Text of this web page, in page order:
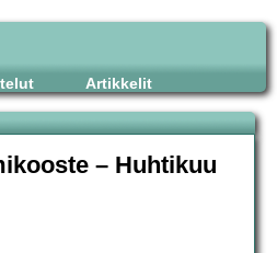
Artikkelit
– Huhtikuu